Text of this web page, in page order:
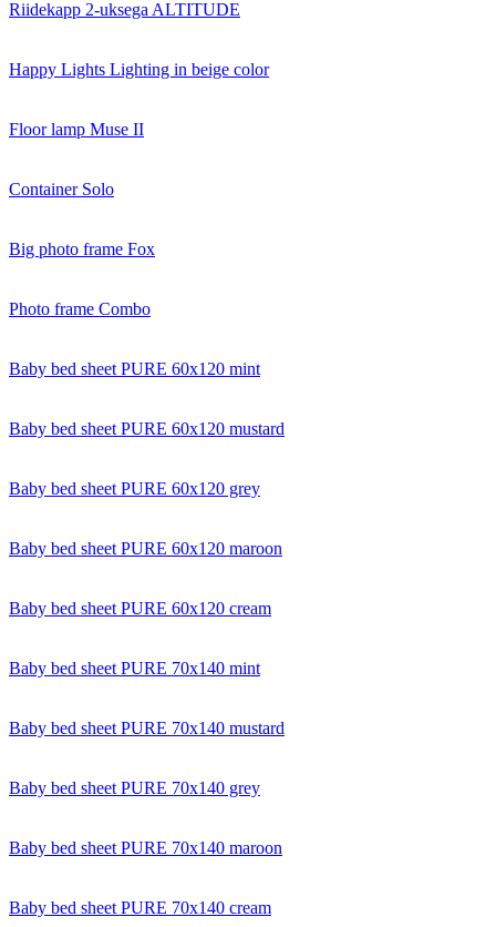
Riidekapp 2-uksega ALTITUDE
Happy Lights Lighting in beige color
Floor lamp Muse II
Container Solo
Big photo frame Fox
Photo frame Combo
Baby bed sheet PURE 60x120 mint
Baby bed sheet PURE 60x120 mustard
Baby bed sheet PURE 60x120 grey
Baby bed sheet PURE 60x120 maroon
Baby bed sheet PURE 60x120 cream
Baby bed sheet PURE 70x140 mint
Baby bed sheet PURE 70x140 mustard
Baby bed sheet PURE 70x140 grey
Baby bed sheet PURE 70x140 maroon
Baby bed sheet PURE 70x140 cream